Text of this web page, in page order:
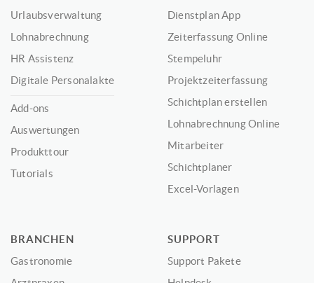
Urlaubsverwaltung
Lohnabrechnung
HR Assistenz
Digitale Personalakte
Add-ons
Auswertungen
Produkttour
Tutorials
Dienstplan App
Zeiterfassung Online
Stempeluhr
Projektzeiterfassung
Schichtplan erstellen
Lohnabrechnung Online
Mitarbeiter
Schichtplaner
Excel-Vorlagen
BRANCHEN
Gastronomie
SUPPORT
Support Pakete